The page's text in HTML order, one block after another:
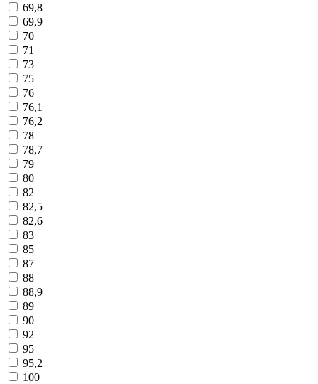
69,8
69,9
70
71
73
75
76
76,1
76,2
78
78,7
79
80
82
82,5
82,6
83
85
87
88
88,9
89
90
92
95
95,2
100